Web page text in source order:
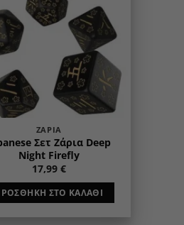
ΖΆΡΙΑ
Σετ Ζάρια Deep
Night Firefly
17,99 €
ΣΤΟ ΚΑΛΆΘΙ